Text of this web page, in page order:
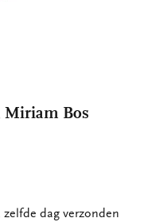
Miriam Bos
zelfde dag verzonden